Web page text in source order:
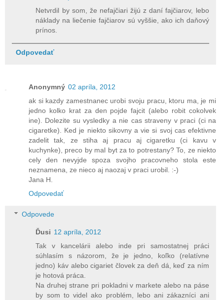
Netvrdil by som, že nefajčiari žijú z daní fajčiarov, lebo
náklady na liečenie fajčiarov sú vyššie, ako ich daňový
prínos.
Odpovedať
Anonymný 02 apríla, 2012
ak si kazdy zamestnanec urobi svoju pracu, ktoru ma, je mi
jedno kolko krat za den pojde fajcit (alebo robit cokolvek
ine). Dolezite su vysledky a nie cas straveny v praci (ci na
cigaretke). Ked je niekto sikovny a vie si svoj cas efektivne
zadelit tak, ze stiha aj pracu aj cigaretku (ci kavu v
kuchynke), preco by mal byt za to potrestany? To, ze niekto
cely den nevyjde spoza svojho pracovneho stola este
neznamena, ze nieco aj naozaj v praci urobil. :-)
Jana H.
Odpovedať
Odpovede
Ďusi 12 apríla, 2012
Tak v kancelárii alebo inde pri samostatnej práci
súhlasím s názorom, že je jedno, koľko (relatívne
jedno) káv alebo cigariet človek za deň dá, keď za ním
je hotová práca.
Na druhej strane pri pokladni v markete alebo na páse
by som to videl ako problém, lebo ani zákazníci ani